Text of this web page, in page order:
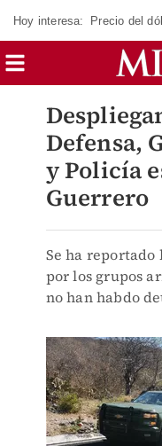
Hoy interesa: Precio del
Defensa,
y Policía
Guerrero
Se ha
por los grupos
no han habdo